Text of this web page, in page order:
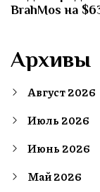
BrahMos на
Архивы
Август 2026
Июль 2026
Июнь 2026
Май 2026